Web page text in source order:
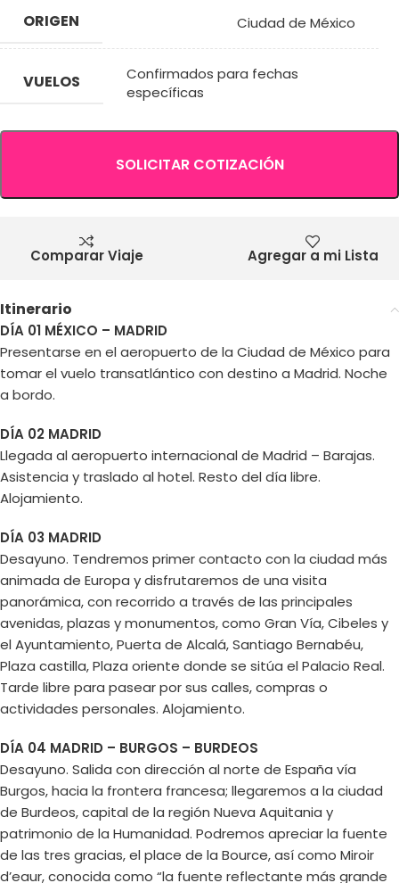
ORIGEN Ciudad de México
VUELOS
Confirmados para fechas
específicas
SOLICITAR COTIZACIÓN
Comparar Viaje Agregar a mi Lista
Itinerario
DÍA 01 MÉXICO – MADRID
Presentarse en el aeropuerto de la Ciudad de México para
tomar el vuelo transatlántico con destino a Madrid. Noche
a bordo.
DÍA 02 MADRID
Llegada al aeropuerto internacional de Madrid – Barajas.
Asistencia y traslado al hotel. Resto del día libre.
Alojamiento.
DÍA 03 MADRID
Desayuno. Tendremos primer contacto con la ciudad más
animada de Europa y disfrutaremos de una visita
panorámica, con recorrido a través de las principales
avenidas, plazas y monumentos, como Gran Vía, Cibeles y
el Ayuntamiento, Puerta de Alcalá, Santiago Bernabéu,
Plaza castilla, Plaza oriente donde se sitúa el Palacio Real.
Tarde libre para pasear por sus calles, compras o
actividades personales. Alojamiento.
DÍA 04 MADRID – BURGOS – BURDEOS
Desayuno. Salida con dirección al norte de España vía
Burgos, hacia la frontera francesa; llegaremos a la ciudad
de Burdeos, capital de la región Nueva Aquitania y
patrimonio de la Humanidad. Podremos apreciar la fuente
de las tres gracias, el place de la Bource, así como Miroir
d’eaur, conocida como “la fuente reflectante más grande